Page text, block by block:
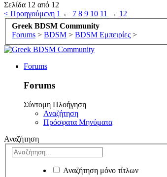
Σελίδα 12 από 12
< Προηγούμενη 1 ← 7 8 9 10 11 → 12
Greek BDSM Community
Forums > BDSM > BDSM Εμπειρίες >
Forums
Forums
Σύντομη Πλοήγηση
Αναζήτηση
Πρόσφατα Μηνύματα
Αναζήτηση
Αναζήτηση μόνο τίτλων